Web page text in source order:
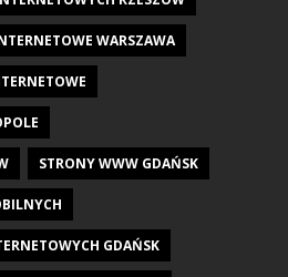
WARSZAWA
STRONY WWW GDAŃSK
GDAŃSK